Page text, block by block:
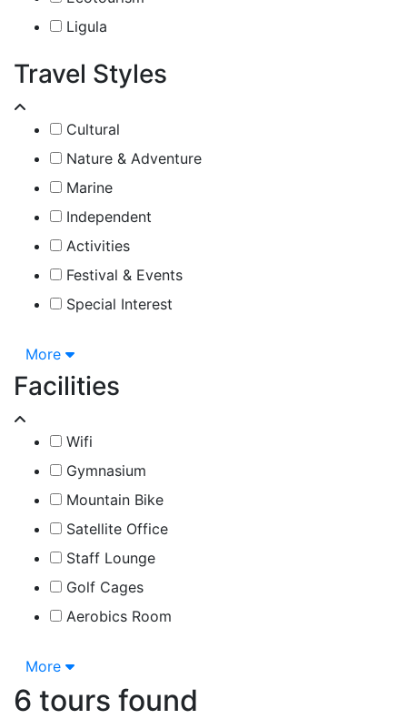
Ligula
Travel Styles
Cultural
Nature & Adventure
Marine
Independent
Activities
Festival & Events
Special Interest
More
Facilities
Wifi
Gymnasium
Mountain Bike
Satellite Office
Staff Lounge
Golf Cages
Aerobics Room
More
6 tours found